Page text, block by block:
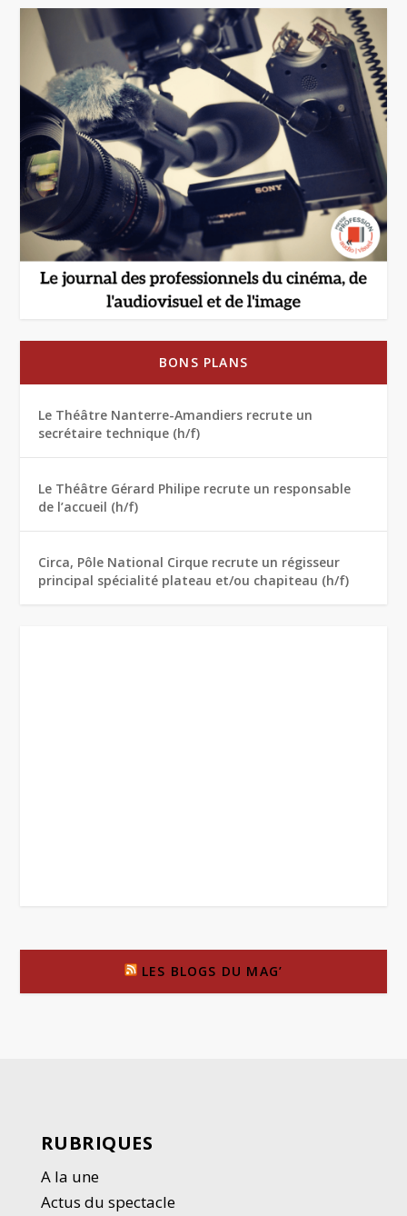
BONS PLANS
Le Théâtre Nanterre-Amandiers recrute un
secrétaire technique (h/f)
Le Théâtre Gérard Philipe recrute un responsable
de l’accueil (h/f)
Circa, Pôle National Cirque recrute un régisseur
principal spécialité plateau et/ou chapiteau (h/f)
LES BLOGS DU MAG’
RUBRIQUES
A la une
Actus du spectacle